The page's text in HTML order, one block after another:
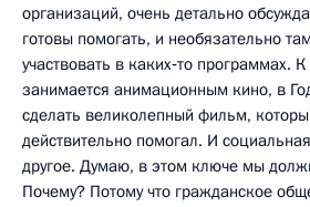
организаций, очень детально
готовы помогать, и необязательно
участвовать в каких‑то программах.
занимается анимационным кино, в
сделать великолепный фильм,
действительно помогал. И
другое. Думаю, в этом ключе мы
Почему? Потому что гражданское